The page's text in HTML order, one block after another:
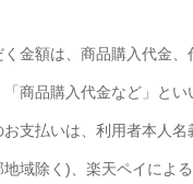
金額は、商品購入代金
商品購入代金など」と
支払いは、利用者本人
域除く)、楽天ペイによ